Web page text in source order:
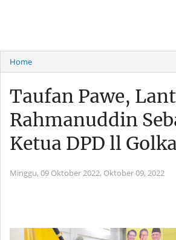
Home
Taufan Pawe,
Rahmanuddin
Ketua DPD ll
Minggu, 09 Oktober 2022, Oktober 09, 2022